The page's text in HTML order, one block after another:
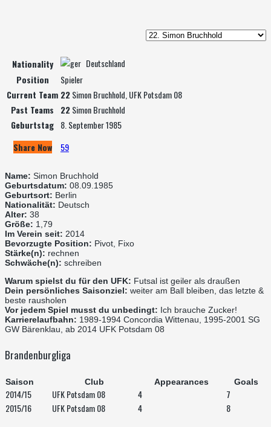
Nationality
Deutschland
Position
Spieler
Current Team 22Simon Bruchhold, UFK Potsdam 08
Past Teams
22Simon Bruchhold
Geburtstag 8. September 1985
Share Now
59
Name: Simon Bruchhold
Geburtsdatum: 08.09.1985
Geburtsort: Berlin
Nationalität: Deutsch
Alter: 38
Größe: 1,79
Im Verein seit: 2014
Bevorzugte Position: Pivot, Fixo
Stärke(n): rechnen
Schwäche(n): schreiben
Warum spielst du für den UFK: Futsal ist geiler als draußen
Dein persönliches Saisonziel: weiter am Ball bleiben, das letzte &
beste rausholen
Vor jedem Spiel musst du unbedingt: Ich brauche Zucker!
Karrierelaufbahn: 1989-1994 Concordia Wittenau, 1995-2001 SG
GW Bärenklau, ab 2014 UFK Potsdam 08
Brandenburgliga
Saison Club Appearances Goals
2014/15 UFK Potsdam 08 4
7
2015/16
UFK Potsdam 08 4 8